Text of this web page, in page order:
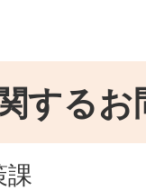
するお
課